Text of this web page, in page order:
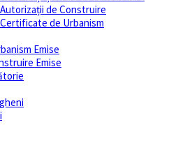
de Construire
de Urbanism
Emise
Emise